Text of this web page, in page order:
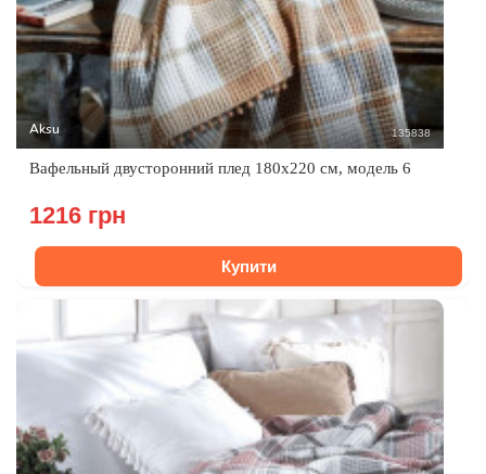
Aksu 135838
Вафельный двусторонний плед 180х220 см, модель 6
1216 грн
Купити